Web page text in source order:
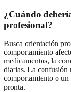
¿Cuándo
profesional?
Busca orientación
comportamiento
medicamentos, la
diarias. La confusión
comportamiento o un
pronta.